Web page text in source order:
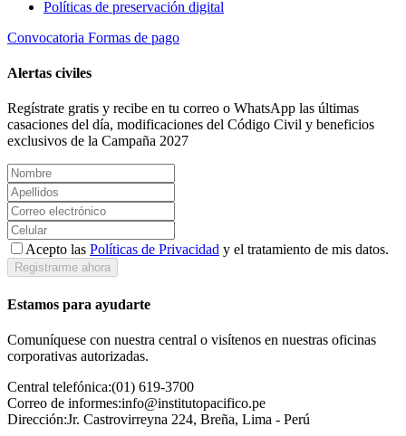
Políticas de preservación digital
Convocatoria Formas de pago
Alertas civiles
Regístrate gratis y recibe en tu correo o WhatsApp las últimas
casaciones del día, modificaciones del Código Civil y beneficios
exclusivos de la Campaña 2027
Acepto las Políticas de Privacidad y el tratamiento de mis datos.
Registrarme ahora
Estamos para ayudarte
Comuníquese con nuestra central o visítenos en nuestras oficinas
corporativas autorizadas.
Central telefónica:(01) 619-3700
Correo de informes:info@institutopacifico.pe
Dirección:Jr. Castrovirreyna 224, Breña, Lima - Perú